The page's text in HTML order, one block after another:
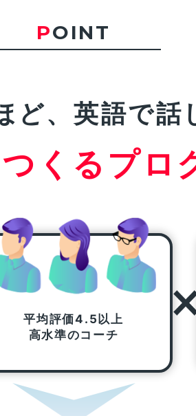
POINT
、 英語で話
くるプロ
平均評価4.5以上
高水準のコーチ